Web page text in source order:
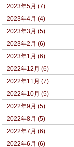
2023年5月 (7)
2023年4月 (4)
2023年3月 (5)
2023年2月 (6)
2023年1月 (6)
2022年12月 (6)
2022年11月 (7)
2022年10月 (5)
2022年9月 (5)
2022年8月 (5)
2022年7月 (6)
2022年6月 (6)